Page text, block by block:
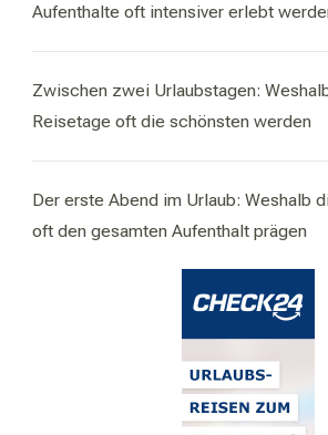
Aufenthalte oft intensiver erlebt
Zwischen zwei Urlaubstagen:
Reisetage oft die schönsten werden
Der erste Abend im Urlaub: Weshalb
oft den gesamten Aufenthalt prägen